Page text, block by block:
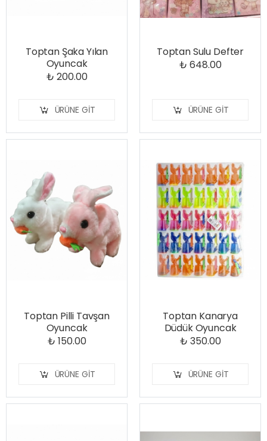
Toptan Şaka Yılan
Oyuncak
₺ 200.00
ÜRÜNE GIT
Toptan Sulu Defter
₺ 648.00
ÜRÜNE GIT
Toptan Pilli Tavşan
Oyuncak
₺ 150.00
ÜRÜNE GIT
Toptan Kanarya
Düdük Oyuncak
₺ 350.00
ÜRÜNE GIT